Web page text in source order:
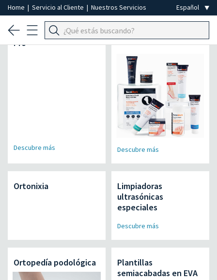
Home | Servicio al Cliente | Nuestros Servicios
Micromotor Air Power
Pro
Descubre más
Soluciones Lineamed
+
Descubre más
Ortonixia
Limpiadoras
ultrasónicas
especiales
Descubre más
Ortopedía podológica
Plantillas
semiacabadas en EVA